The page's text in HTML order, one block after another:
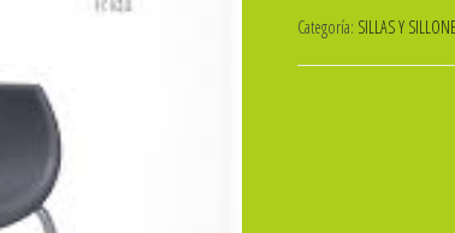
Categoría: SILLAS Y